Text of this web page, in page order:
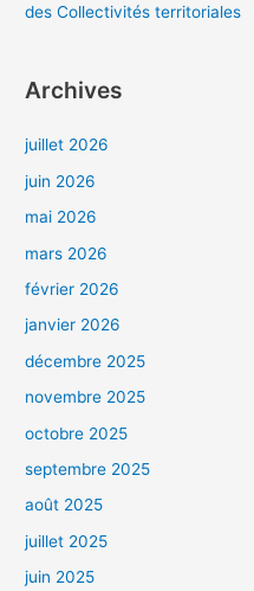
des Collectivités territoriales
Archives
juillet 2026
juin 2026
mai 2026
mars 2026
février 2026
janvier 2026
décembre 2025
novembre 2025
octobre 2025
septembre 2025
août 2025
juillet 2025
juin 2025